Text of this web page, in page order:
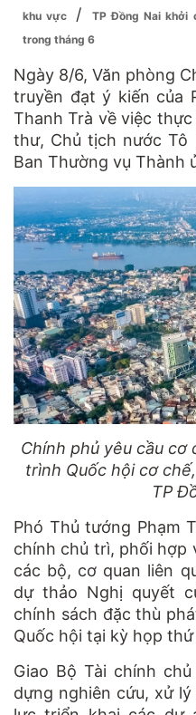
khu vực
/
TP Đồng Nai khởi
trong tháng 6
Ngày 8/6, Văn phòng
truyền đạt ý kiến của
Thanh Trà về việc
thư, Chủ tịch nước Tô
Ban Thường vụ Thành
Chính phủ yêu cầu cơ
trình Quốc hội cơ
TP
Phó Thủ tướng Phạm
chính chủ trì, phối hợp
các bộ, cơ quan liên
dự thảo Nghị quyết
chính sách đặc thù
Quốc hội tại kỳ họp
Giao Bộ Tài chính
dựng nghiên cứu, xử